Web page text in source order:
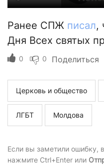
Ранее СПЖ писал,
Дня Всех святых
0 0 Поделиться
Церковь и общество
ЛГБТ Молдова
Если вы заметили ошибку,
нажмите Ctrl+Enter или